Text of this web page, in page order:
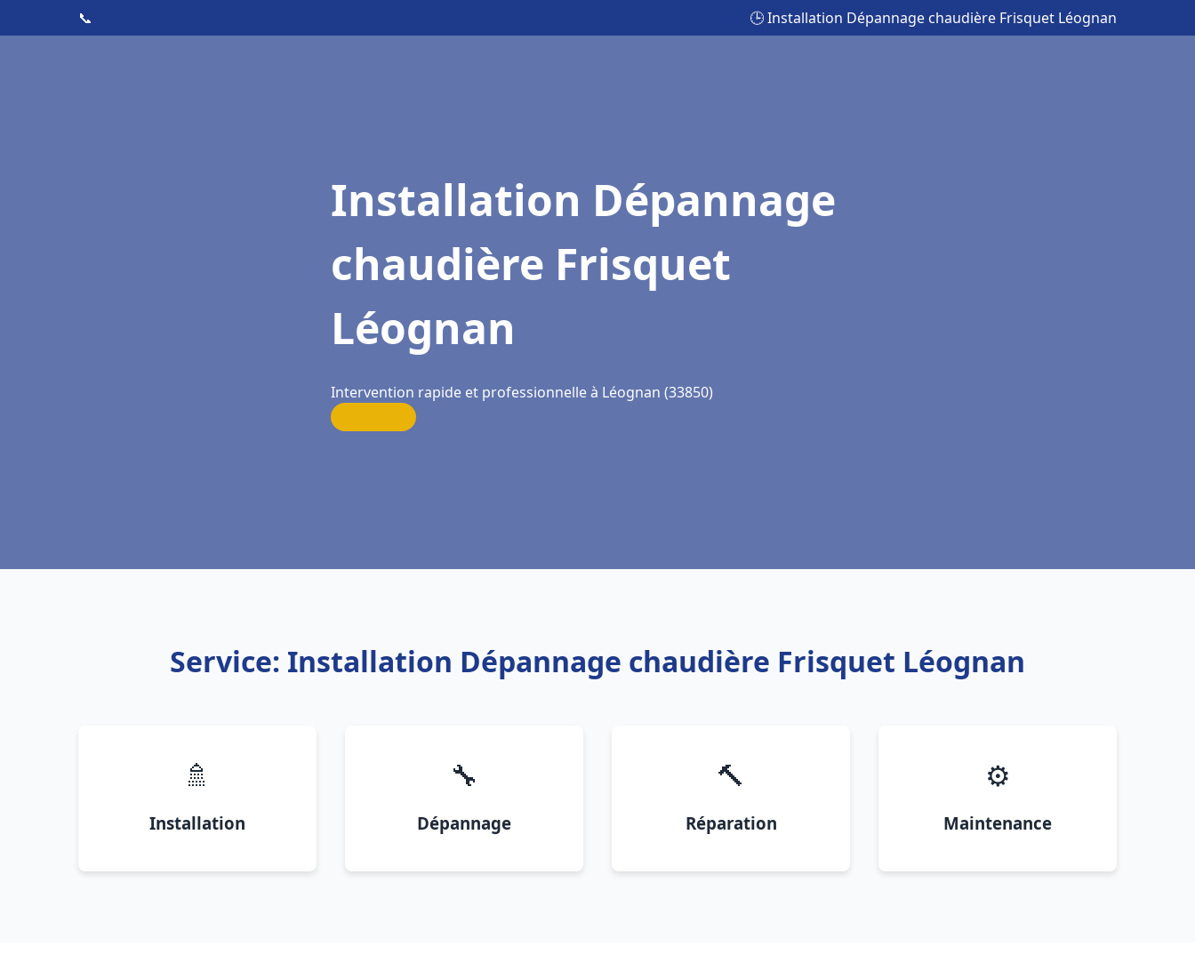
📞 🕒 Installation Dépannage chaudière Frisquet Léognan
Installation Dépannage
chaudière Frisquet
Léognan
Intervention rapide et professionnelle à Léognan (33850)
Service: Installation Dépannage chaudière Frisquet Léognan
🚿
Installation
🔧
Dépannage
🔨
Réparation
⚙️
Maintenance